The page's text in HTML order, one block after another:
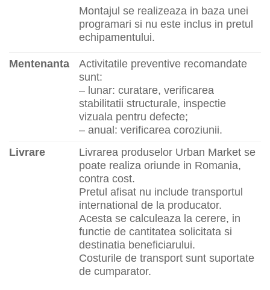
Montajul se realizeaza in baza unei
programari si nu este inclus in pretul
echipamentului.
Mentenanta
Activitatile preventive recomandate
sunt:
– lunar: curatare, verificarea
stabilitatii structurale, inspectie
vizuala pentru defecte;
– anual: verificarea coroziunii.
Livrare
Livrarea produselor Urban Market se
poate realiza oriunde in Romania,
contra cost.
Pretul afisat nu include transportul
international de la producator.
Acesta se calculeaza la cerere, in
functie de cantitatea solicitata si
destinatia beneficiarului.
Costurile de transport sunt suportate
de cumparator.